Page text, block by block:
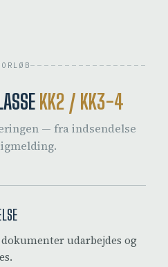
KK2 / KK3-4
— fra indsendelse
udarbejdes og